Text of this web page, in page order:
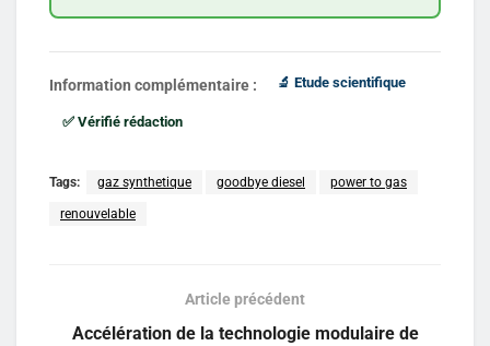
Information complémentaire : 🔬 Etude scientifique
✅ Vérifié rédaction
Tags: gaz synthetique goodbye diesel power to gas
renouvelable
Article précédent
Accélération de la technologie modulaire de